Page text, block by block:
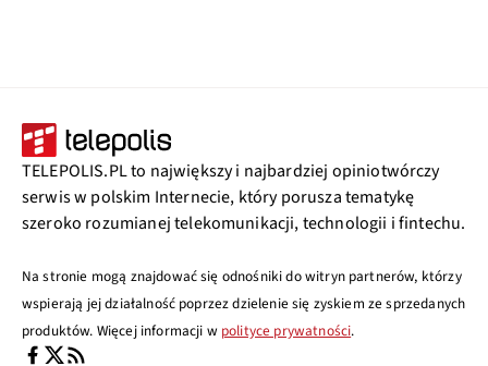
TELEPOLIS.PL to największy i najbardziej opiniotwórczy
serwis w polskim Internecie, który porusza tematykę
szeroko rozumianej telekomunikacji, technologii i fintechu.
Na stronie mogą znajdować się odnośniki do witryn partnerów, którzy
wspierają jej działalność poprzez dzielenie się zyskiem ze sprzedanych
produktów. Więcej informacji w polityce prywatności.